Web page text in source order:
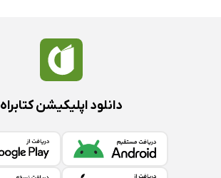
اجتناب از مسئولیت
دانلود اپلیکیشن کتابراه